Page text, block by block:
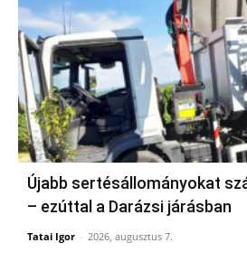
Újabb sertésállományokat
– ezúttal a Darázsi járásban
Tatai Igor - 2026, augusztus 7.